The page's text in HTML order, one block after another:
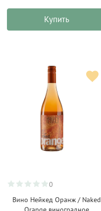
Купить
0
Вино Нейкед Оранж / Naked